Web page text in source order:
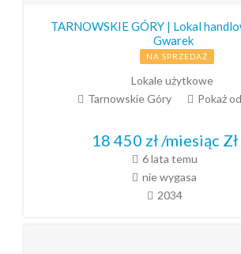
TARNOWSKIE GÓRY | Lokal
Gwarek
NA SPRZEDAŻ
Lokale użytkowe
Tarnowskie Góry
Pokaż
18 450 zł /miesiąc Zł
6 lata temu
nie wygasa
2034